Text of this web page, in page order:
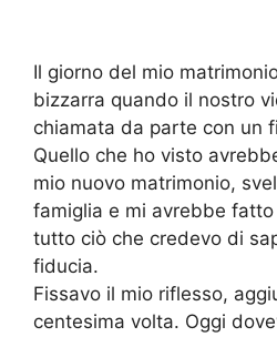
Il giorno del mio
bizzarra quando il nostro
chiamata da parte con un
Quello che ho visto
mio nuovo matrimonio,
famiglia e mi avrebbe
tutto ciò che credevo di
fiducia.
Fissavo il mio riflesso,
centesima volta. Oggi